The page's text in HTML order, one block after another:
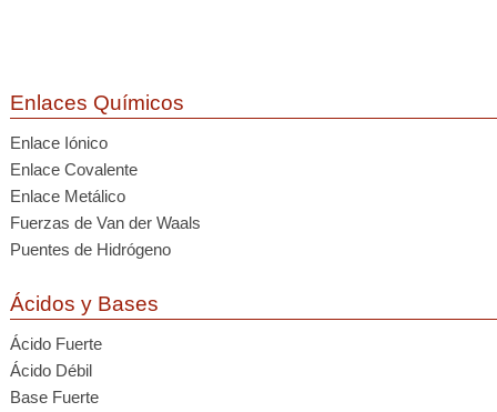
Enlaces Químicos
Enlace Iónico
Enlace Covalente
Enlace Metálico
Fuerzas de Van der Waals
Puentes de Hidrógeno
Ácidos y Bases
Ácido Fuerte
Ácido Débil
Base Fuerte